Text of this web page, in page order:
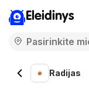
Eleidinys
Radijas